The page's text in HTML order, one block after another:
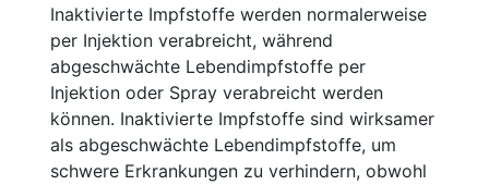
Inaktivierte Impfstoffe werden normalerweise
per Injektion verabreicht, während
abgeschwächte Lebendimpfstoffe per
Injektion oder Spray verabreicht werden
können. Inaktivierte Impfstoffe sind wirksamer
als abgeschwächte Lebendimpfstoffe, um
schwere Erkrankungen zu verhindern, obwohl